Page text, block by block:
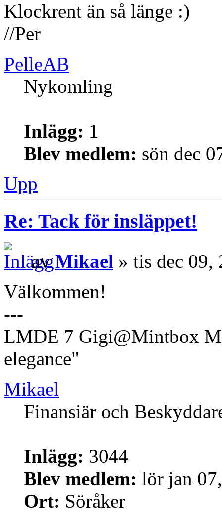
Klockrent än så länge
//Per
PelleAB
Nykomling
Inlägg: 1
Blev medlem: sön dec
Upp
Re: Tack för insläppet!
avMikael » tis dec 09,
Välkommen!
---
LMDE 7 Gigi@Mintbox
elegance"
Mikael
Finansiär och
Inlägg: 3044
Blev medlem: lör jan
Ort: Söråker